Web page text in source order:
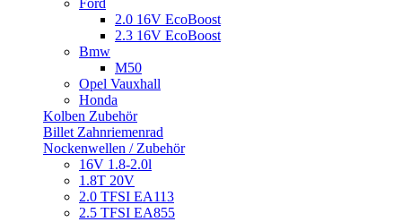
Ford
2.0 16V EcoBoost
2.3 16V EcoBoost
Bmw
M50
Opel Vauxhall
Honda
Kolben Zubehör
Billet Zahnriemenrad
Nockenwellen / Zubehör
16V 1.8-2.0l
1.8T 20V
2.0 TFSI EA113
2.5 TFSI EA855